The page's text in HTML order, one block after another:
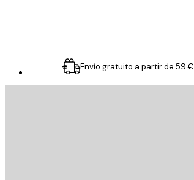
Envío gratuito a partir de 59 €